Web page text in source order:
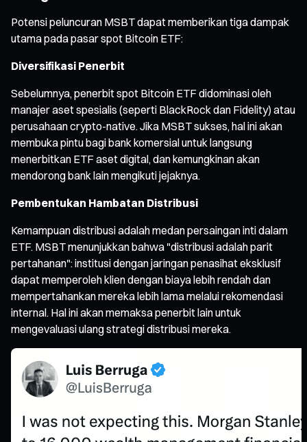
Potensi peluncuran MSBT dapat memberikan tiga dampak
utama pada pasar spot Bitcoin ETF:
Diversifikasi Penerbit
Sebelumnya, penerbit spot Bitcoin ETF didominasi oleh
manajer aset spesialis (seperti BlackRock dan Fidelity) atau
perusahaan crypto-native. Jika MSBT sukses, hal ini akan
membuka pintu bagi bank komersial untuk langsung
menerbitkan ETF aset digital, dan kemungkinan akan
mendorong bank lain mengikuti jejaknya.
Pembentukan Hambatan Distribusi
Kemampuan distribusi adalah medan persaingan inti dalam
ETF. MSBT menunjukkan bahwa "distribusi adalah parit
pertahanan": institusi dengan jaringan penasihat eksklusif
dapat memperoleh klien dengan biaya lebih rendah dan
mempertahankan mereka lebih lama melalui rekomendasi
internal. Hal ini akan memaksa penerbit lain untuk
mengevaluasi ulang strategi distribusi mereka.